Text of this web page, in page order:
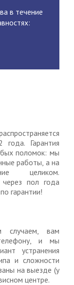
в течение
года. Гарантия
поломок: мы
работы, а на
целиком.
пол года
гарантии!
случаем, вам
и мы
устранения
и сложности
на выезде (у
центре.